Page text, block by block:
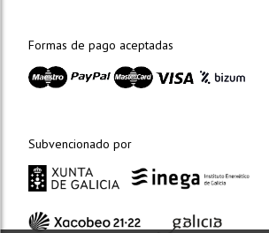
Formas de pago aceptadas
Subvencionado por